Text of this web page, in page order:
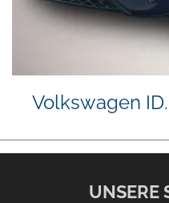
Volkswagen
UNSERE